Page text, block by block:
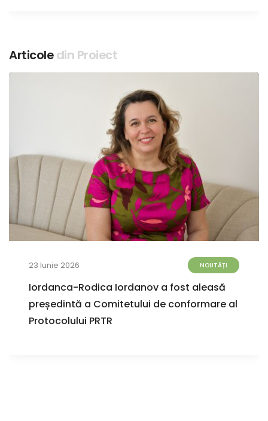
Articoledin Proiect
23 Iunie 2026 NOUTĂȚI
Iordanca-Rodica Iordanov a fost aleasă
președintă a Comitetului de conformare al
Protocolului PRTR